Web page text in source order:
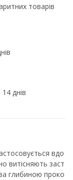
товарів
днів
вдо
витісняють заст
за глибиною проко